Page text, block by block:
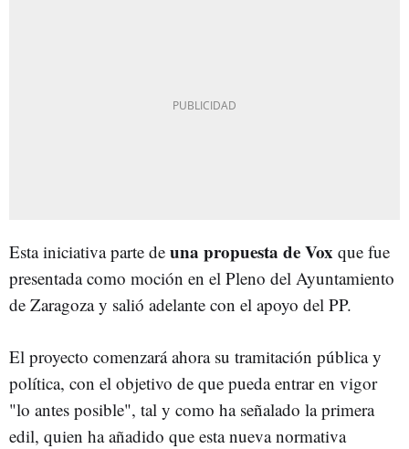
Esta iniciativa parte de una propuesta de Vox que fue
presentada como moción en el Pleno del Ayuntamiento
de Zaragoza y salió adelante con el apoyo del PP.
El proyecto comenzará ahora su tramitación pública y
política, con el objetivo de que pueda entrar en vigor
"lo antes posible", tal y como ha señalado la primera
edil, quien ha añadido que esta nueva normativa